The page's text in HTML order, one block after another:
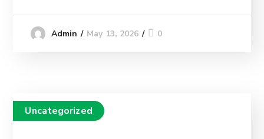
Admin May 13, 2026 0
Uncategorized